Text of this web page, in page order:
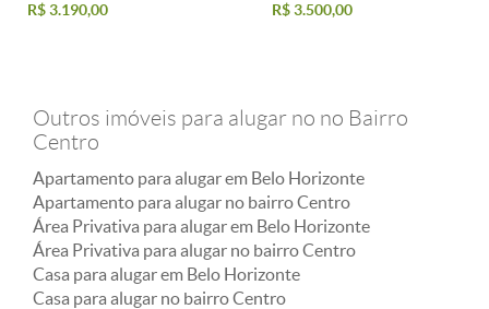
R$ 3.190,00
R$ 3.500,00
Outros imóveis para alugar no no Bairro
Centro
Apartamento para alugar em Belo Horizonte
Apartamento para alugar no bairro Centro
Área Privativa para alugar em Belo Horizonte
Área Privativa para alugar no bairro Centro
Casa para alugar em Belo Horizonte
Casa para alugar no bairro Centro